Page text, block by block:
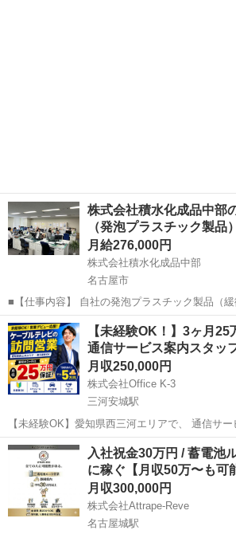
株式会社積水化成品中部
（発泡プラスチック製
月給276,000円
株式会社積水化成品中部
名古屋市
■【仕事内容】 自社の発泡プラスチック製品（
ど）の提案営業をお任せします。 既存顧客を中
ズに寄り添った営業スタイルです。 ◆具体的な業務内容 ・既存顧客へ
のルート営業（定期訪問・フォ...
愛知 名古屋市 代理店営業
【未経験OK！】3ヶ月
通信サービス案内スタッ
月収250,000円
株式会社Office K-3
三河安城駅
【未経験OK】愛知県西三河エリアで、 通信サ
を募集しています。 最初の3ヶ月は月25万円の保証あり。 営業未経験
の方でも始めやすいように、 業界経験15年の先
での流れをサポ...
愛知 安城市 三河安城駅 代理店営業
入社祝金30万円 / 蓄電池
に稼ぐ【月収50万〜も可
月収300,000円
株式会社Attrape-Reve
名古屋城駅